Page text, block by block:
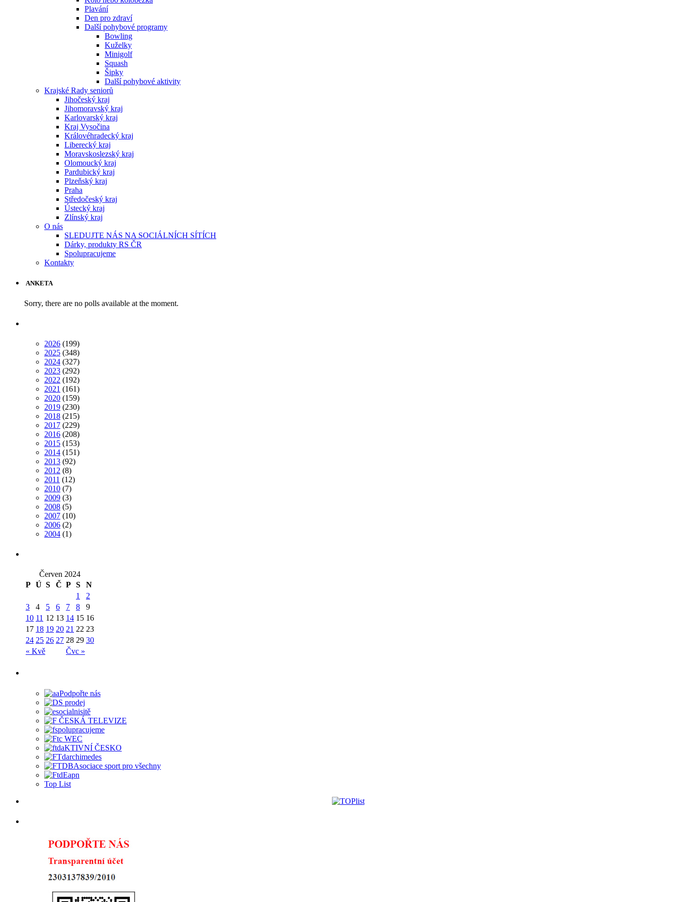
Plavání
Den pro zdraví
Další pohybové programy
Bowling
Kuželky
Minigolf
Squash
Šipky
Další pohybové aktivity
Krajské Rady seniorů
Jihočeský kraj
Jihomoravský kraj
Karlovarský kraj
Kraj Vysočina
Královéhradecký kraj
Liberecký kraj
Moravskoslezský kraj
Olomoucký kraj
Pardubický kraj
Plzeňský kraj
Praha
Středočeský kraj
Ústecký kraj
Zlínský kraj
O nás
SLEDUJTE NÁS NA SOCIÁLNÍCH SÍTÍCH
Dárky, produkty RS ČR
Spolupracujeme
Kontakty
ANKETA
Sorry, there are no polls available at the moment.
2026 (199)
2025 (348)
2024 (327)
2023 (292)
2022 (192)
2021 (161)
2020 (159)
2019 (230)
2018 (215)
2017 (229)
2016 (208)
2015 (153)
2014 (151)
2013 (92)
2012 (8)
2011 (12)
2010 (7)
2009 (3)
2008 (5)
2007 (10)
2006 (2)
2004 (1)
Červen 2024
P Ú S Č P S N
« Kvě Čvc »
1
2
3
4 5 6 7 8
9
10 11 12 13 14 15 16
17 18 19 20 21 22 23
24 25 26 27 28 29 30
Top List